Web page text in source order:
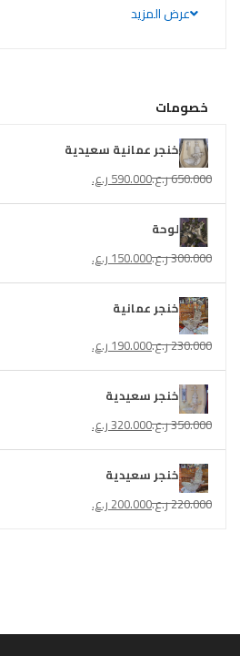
عرض المزيد
خصومات
خنجر عمانية سعيدية
650.000ر.ع.590.000ر.ع.
لوحة
300.000ر.ع.150.000ر.ع.
خنجر عمانية
230.000ر.ع.190.000ر.ع.
خنجر سعيدية
350.000ر.ع.320.000ر.ع.
خنجر سعيدية
220.000ر.ع.200.000ر.ع.